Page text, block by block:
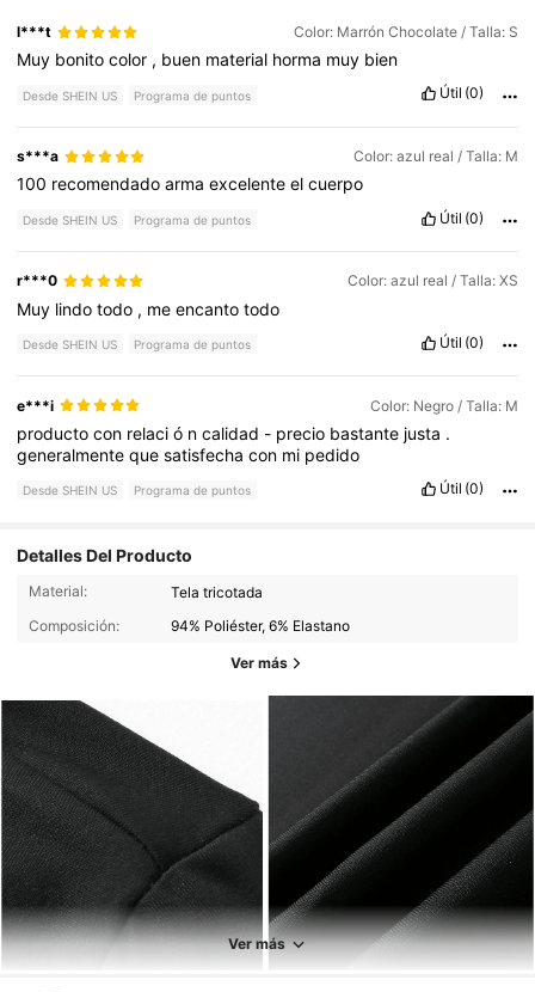
l***t Color: Marrón Chocolate / Talla: S
Muy bonitocolor , buen material horma muy bien
Desde SHEIN US Programa de puntos Útil (0)
s***a Color: azul real / Talla: M
100 recomendadoarmaexcelenteelcuerpo
Desde SHEIN US Programa de puntos Útil (0)
r***0 Color: azul real / Talla: XS
Muy lindotodo , meencantotodo
Desde SHEIN US Programa de puntos Útil (0)
e***i Color: Negro / Talla: M
productocon relació ncalidad - precio bastante justa .
generalmentequesatisfechacon mi pedido
Desde SHEIN US Programa de puntos Útil (0)
Detalles Del Producto
Material:
Tela tricotada
Composición:
94% Poliéster, 6% Elastano
Ver más
Ver más
4.59 6.4K Seguidores
4.59 6.4K Seguidores